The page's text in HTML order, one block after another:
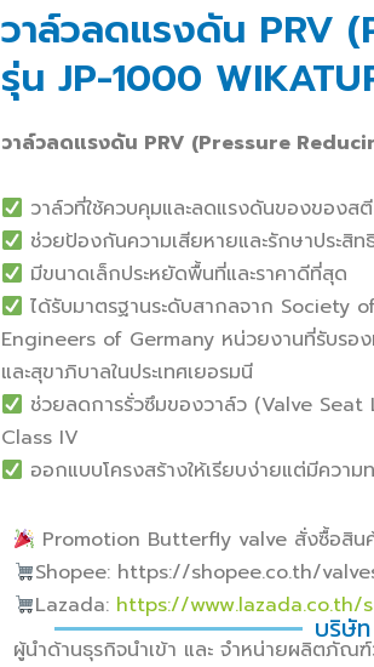
วาล์วลดแรงดัน PRV
รุ่น JP-1000
วาล์วลดแรงดัน PRV (Pressure
วาล์วที่ใช้ควบคุมและลดแรงดันของของสตี
ช่วยป้องกันความเสียหายและรักษาประสิ
มีขนาดเล็กประหยัดพื้นที่และราคาดีที่สุด
ได้รับมาตรฐานระดับสากลจาก
Engineers of Germany หน่วยงานที่รับรอ
และสุขาภิบาลในประเทศเยอรมนี
ช่วยลดการรั่วซึมของวาล์ว (Valve
Class IV
ออกแบบโครงสร้างให้เรียบง่ายแต่มีควา
Promotion Butterfly valve สั่งซื้อสิน
Shopee: https://shopee.co.th/
Lazada: https://www.lazada.co.th/
บริษั
ผู้นำด้านธุรกิจนำเข้า และ จำหน่ายผลิตภัณ